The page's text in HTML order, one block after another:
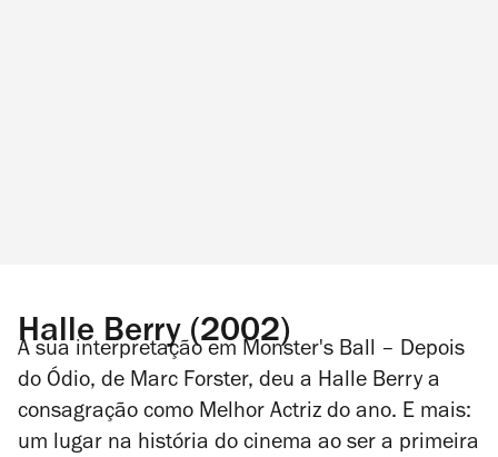
Halle Berry (2002)
A sua interpretação em Monster's Ball – Depois
do Ódio, de Marc Forster, deu a Halle Berry a
consagração como Melhor Actriz do ano. E mais:
um lugar na história do cinema ao ser a primeira